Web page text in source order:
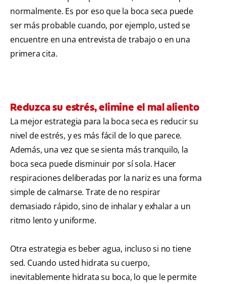
normalmente. Es por eso que la boca seca puede
ser más probable cuando, por ejemplo, usted se
encuentre en una entrevista de trabajo o en una
primera cita.
Reduzca su estrés, elimine el mal aliento
La mejor estrategia para la boca seca es reducir su
nivel de estrés, y es más fácil de lo que parece.
Además, una vez que se sienta más tranquilo, la
boca seca puede disminuir por sí sola. Hacer
respiraciones deliberadas por la nariz es una forma
simple de calmarse. Trate de no respirar
demasiado rápido, sino de inhalar y exhalar a un
ritmo lento y uniforme.
Otra estrategia es beber agua, incluso si no tiene
sed. Cuando usted hidrata su cuerpo,
inevitablemente hidrata su boca, lo que le permite